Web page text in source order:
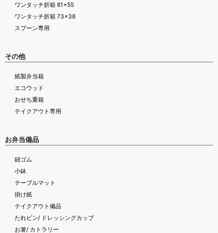
ワンタッチ折箱 81×55
ワンタッチ折箱 73×38
スプーン専用
その他
紙製弁当箱
エコウッド
おせち重箱
テイクアウト専用
お弁当備品
紐ゴム
小鉢
テーブルマット
掛け紙
テイクアウト備品
たれビン/ ドレッシングカップ
お箸/ カトラリー